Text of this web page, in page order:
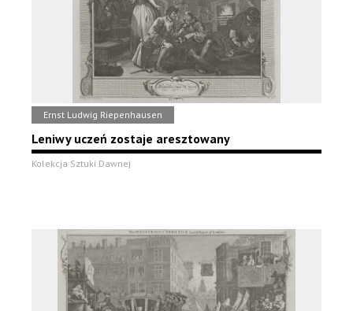
Ernst Ludwig Riepenhausen
Leniwy uczeń zostaje aresztowany
Kolekcja Sztuki Dawnej